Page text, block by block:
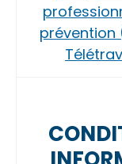
prévention